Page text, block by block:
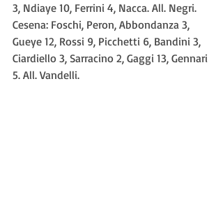
3, Ndiaye 10, Ferrini 4, Nacca. All. Negri.
Cesena: Foschi, Peron, Abbondanza 3,
Gueye 12, Rossi 9, Picchetti 6, Bandini 3,
Ciardiello 3, Sarracino 2, Gaggi 13, Gennari
5. All. Vandelli.